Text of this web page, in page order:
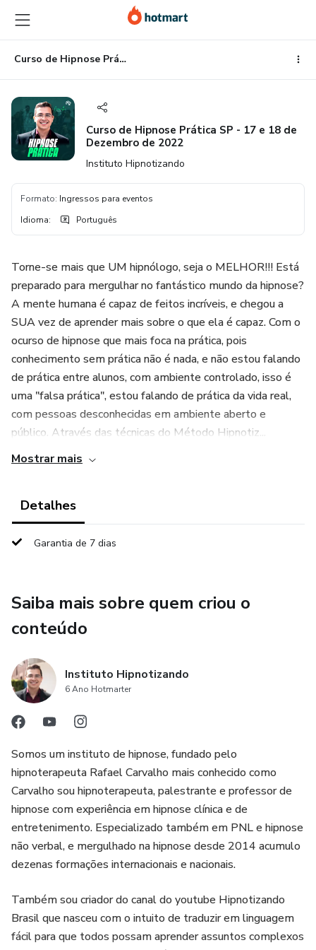
para
o
conteúdo
principal
para
o
pagamento
para
o
rodapé
Curso de Hipnose Prática SP - 17 e 18 de Dezembro de 2022
Curso de Hipnose Prática SP - 17 e 18 de
Dezembro de 2022
Instituto Hipnotizando
Formato: Ingressos para eventos
Idioma: Português
Torne-se mais que UM hipnólogo, seja o MELHOR!!! Está
preparado para mergulhar no fantástico mundo da hipnose?
A mente humana é capaz de feitos incríveis, e chegou a
SUA vez de aprender mais sobre o que ela é capaz. Com o
ocurso de hipnose que mais foca na prática, pois
conhecimento sem prática não é nada, e não estou falando
de prática entre alunos, com ambiente controlado, isso é
uma "falsa prática", estou falando de prática da vida real,
com pessoas desconhecidas em ambiente aberto e
público. Através das técnicas do Método Hipnotiz...
Mostrar mais
Detalhes
Garantia de 7 dias
Saiba mais sobre quem criou o
conteúdo
Instituto Hipnotizando
6 Ano Hotmarter
Somos um instituto de hipnose, fundado pelo
hipnoterapeuta Rafael Carvalho mais conhecido como
Carvalho sou hipnoterapeuta, palestrante e professor de
hipnose com experiência em hipnose clínica e de
entretenimento. Especializado também em PNL e hipnose
não verbal, e mergulhado na hipnose desde 2014 acumulo
dezenas formações internacionais e nacionais.
Também sou criador do canal do youtube Hipnotizando
Brasil que nasceu com o intuito de traduzir em linguagem
fácil para que todos possam aprender assuntos complexos